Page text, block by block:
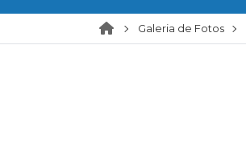
Galeria de Fotos